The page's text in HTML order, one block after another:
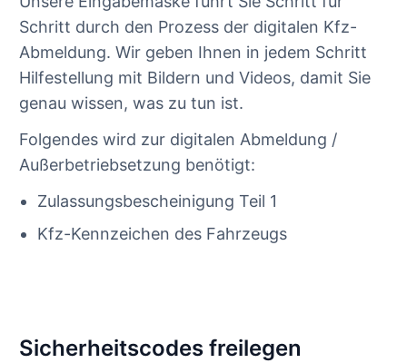
Schritt durch den Prozess der digitalen Kfz-
Abmeldung. Wir geben Ihnen in jedem Schritt
Hilfestellung mit Bildern und Videos, damit Sie
genau wissen, was zu tun ist.
Folgendes wird zur digitalen Abmeldung /
Außerbetriebsetzung benötigt:
Zulassungsbescheinigung Teil 1
Kfz-Kennzeichen des Fahrzeugs
Sicherheitscodes freilegen